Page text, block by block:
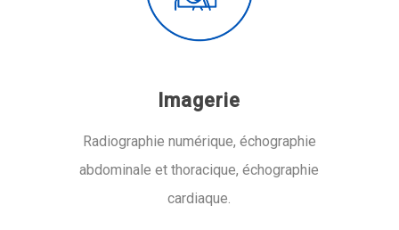
Imagerie
Radiographie numérique, échographie
abdominale et thoracique, échographie
cardiaque.